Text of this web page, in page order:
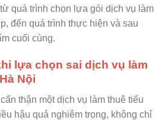
quá trình chọn lựa gói dịch vụ làm
đến quá trình thực hiện và sau
cuối cùng.
lựa chọn sai dịch vụ làm
Nội
thận một dịch vụ làm thuê tiểu
hậu quả nghiêm trọng, không chỉ